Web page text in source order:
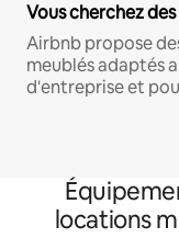
Vous cherchez
Airbnb propose
meublés adaptés
d'entreprise et
locations